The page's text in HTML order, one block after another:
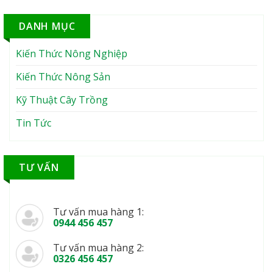
DANH MỤC
Kiến Thức Nông Nghiệp
Kiến Thức Nông Sản
Kỹ Thuật Cây Trồng
Tin Tức
TƯ VẤN
Tư vấn mua hàng 1:
0944 456 457
Tư vấn mua hàng 2:
0326 456 457